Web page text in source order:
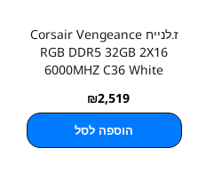
ז.לנייח Corsair Vengeance
RGB DDR5 32GB 2X16
6000MHZ C36 White
₪2,519
הוספה לסל